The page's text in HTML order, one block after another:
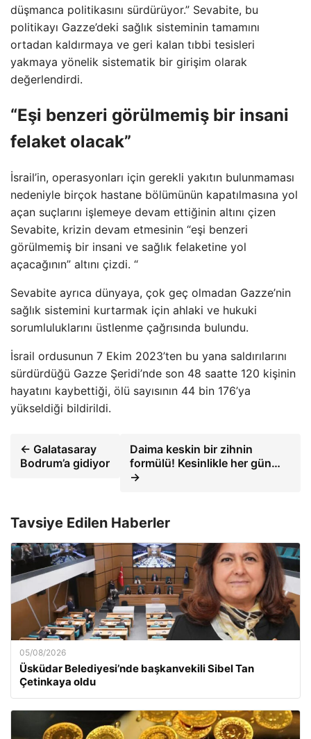
düşmanca politikasını sürdürüyor.” Sevabite, bu
politikayı Gazze’deki sağlık sisteminin tamamını
ortadan kaldırmaya ve geri kalan tıbbi tesisleri
yakmaya yönelik sistematik bir girişim olarak
değerlendirdi.
“Eşi benzeri görülmemiş bir insani
felaket olacak”
İsrail’in, operasyonları için gerekli yakıtın bulunmaması
nedeniyle birçok hastane bölümünün kapatılmasına yol
açan suçlarını işlemeye devam ettiğinin altını çizen
Sevabite, krizin devam etmesinin “eşi benzeri
görülmemiş bir insani ve sağlık felaketine yol
açacağının” altını çizdi. “
Sevabite ayrıca dünyaya, çok geç olmadan Gazze’nin
sağlık sistemini kurtarmak için ahlaki ve hukuki
sorumluluklarını üstlenme çağrısında bulundu.
İsrail ordusunun 7 Ekim 2023’ten bu yana saldırılarını
sürdürdüğü Gazze Şeridi’nde son 48 saatte 120 kişinin
hayatını kaybettiği, ölü sayısının 44 bin 176’ya
yükseldiği bildirildi.
← Galatasaray
Bodrum’a gidiyor
Daima keskin bir zihnin
formülü! Kesinlikle her gün…
→
Tavsiye Edilen Haberler
05/08/2026
Üsküdar Belediyesi’nde başkanvekili Sibel Tan
Çetinkaya oldu